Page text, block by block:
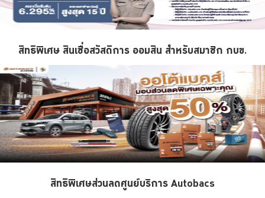
สิทธิพิเศษ สินเชื่อสวัสดิการ ออมสิน สำหรับสมาชิก กบข.
สิทธิพิเศษส่วนลดศูนย์บริการ Autobacs